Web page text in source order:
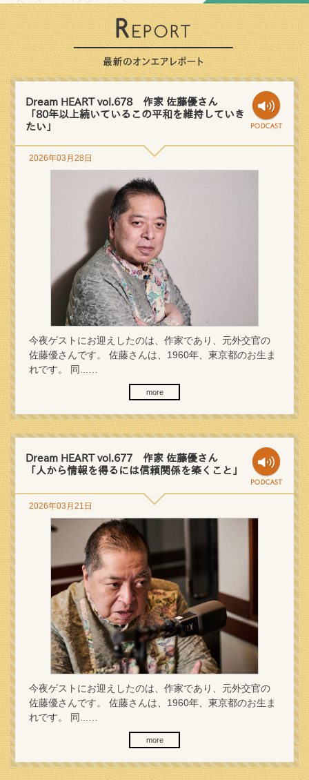
Dream HEART vol.678 作家 佐藤優さん
「80年以上続いているこの平和を維持していき
たい」
2026年03月28日
今夜ゲストにお迎えしたのは、作家であり、元外交官の
佐藤優さんです。 佐藤さんは、1960年、東京都のお生ま
れです。 同...…
more
Dream HEART vol.677 作家 佐藤優さん
「人から情報を得るには信頼関係を築くこと」
2026年03月21日
今夜ゲストにお迎えしたのは、作家であり、元外交官の
佐藤優さんです。 佐藤さんは、1960年、東京都のお生ま
れです。 同...…
more